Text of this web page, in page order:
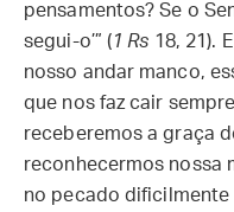
pensamentos? Se o
segui-o’” (1 Rs 18, 21).
nosso andar manco,
que nos faz cair
receberemos a graça
reconhecermos nossa
no pecado